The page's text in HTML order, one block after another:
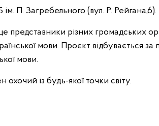
П. Загребельного (вул. Р. Рейгана,6).
представники різних громадських
мови. Проєкт відбувається за
мови.
із будь-якої точки світу.